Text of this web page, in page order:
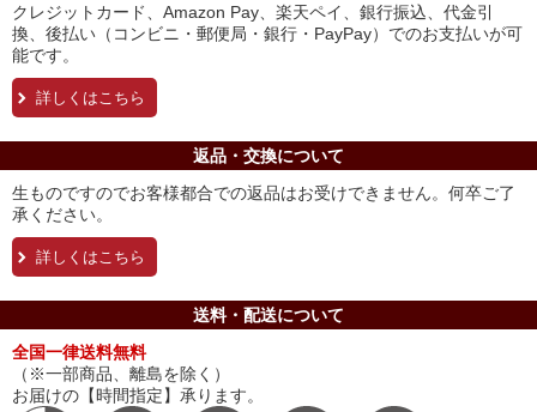
クレジットカード、Amazon Pay、楽天ペイ、銀行振込、代金引
換、後払い（コンビニ・郵便局・銀行・PayPay）でのお支払いが可
能です。
詳しくはこちら
返品・交換について
生ものですのでお客様都合での返品はお受けできません。何卒ご了
承ください。
詳しくはこちら
送料・配送について
全国一律送料無料
（※一部商品、離島を除く）
お届けの【時間指定】承ります。